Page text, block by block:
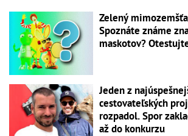
Zelený
Spoznáte známe
maskotov?
Jeden z
cestovateľských
rozpadol. Spor
až do konkurzu